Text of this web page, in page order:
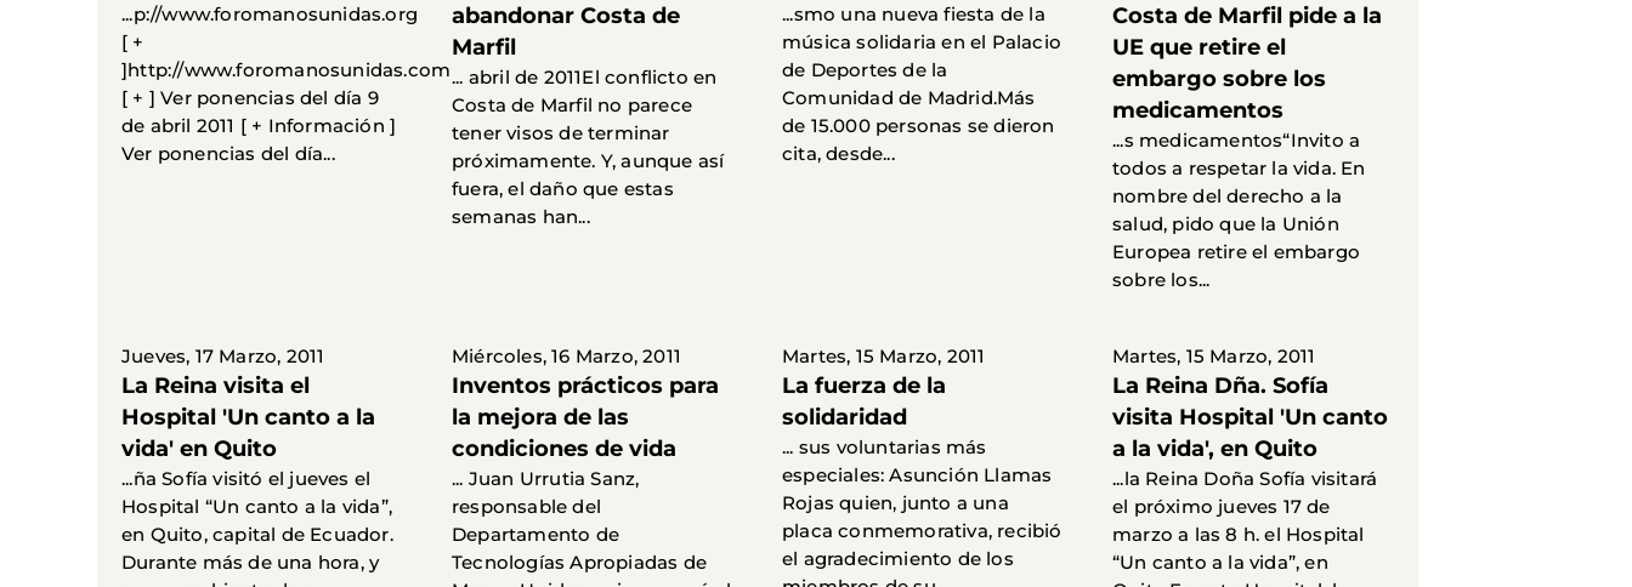
...p://www.foromanosunidas.org
[ +
]http://www.foromanosunidas.com
[ + ] Ver ponencias del día 9
de abril 2011 [ + Información ]
Ver ponencias del día...
abandonar Costa de
Marfil
... abril de 2011El conflicto en
Costa de Marfil no parece
tener visos de terminar
próximamente. Y, aunque así
fuera, el daño que estas
semanas han...
...smo una nueva fiesta de la
música solidaria en el Palacio
de Deportes de la
Comunidad de Madrid.Más
de 15.000 personas se dieron
cita, desde...
Costa de Marfil pide a la
UE que retire el
embargo sobre los
medicamentos
...s medicamentos“Invito a
todos a respetar la vida. En
nombre del derecho a la
salud, pido que la Unión
Europea retire el embargo
sobre los...
Jueves, 17 Marzo, 2011
La Reina visita el
Hospital 'Un canto a la
vida' en Quito
...ña Sofía visitó el jueves el
Hospital “Un canto a la vida”,
en Quito, capital de Ecuador.
Durante más de una hora, y
Miércoles, 16 Marzo, 2011
Inventos prácticos para
la mejora de las
condiciones de vida
... Juan Urrutia Sanz,
responsable del
Departamento de
Tecnologías Apropiadas de
Martes, 15 Marzo, 2011
La fuerza de la
solidaridad
... sus voluntarias más
especiales: Asunción Llamas
Rojas quien, junto a una
placa conmemorativa, recibió
el agradecimiento de los
Martes, 15 Marzo, 2011
La Reina Dña. Sofía
visita Hospital 'Un canto
a la vida', en Quito
...la Reina Doña Sofía visitará
el próximo jueves 17 de
marzo a las 8 h. el Hospital
“Un canto a la vida”, en